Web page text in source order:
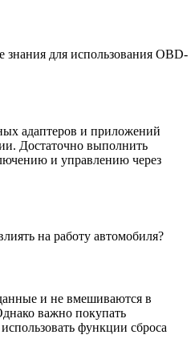
для использования OBD-
адаптеров и приложений
Достаточно выполнить
и управлению через
на работу автомобиля?
и не вмешиваются в
важно покупать
функции сброса